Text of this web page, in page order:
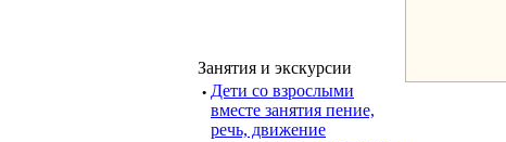
Занятия и экскурсии
· Дети со взрослыми
вместе занятия пение,
речь, движение